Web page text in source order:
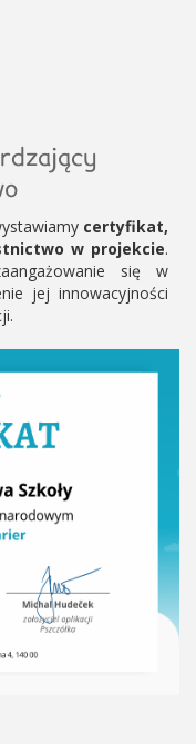
certyfikat,
w projekcie.
się w
jej innowacyjności